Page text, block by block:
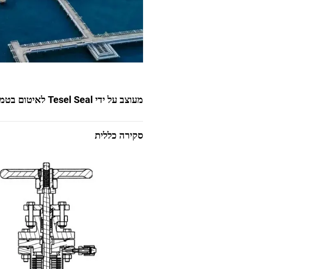
מעוצב על ידי Tesel Seal לאיטום בטמפרטורות נמוכות ביותר, מערכות LNG ויישומים קריטיים של כריכה
סקירה כללית